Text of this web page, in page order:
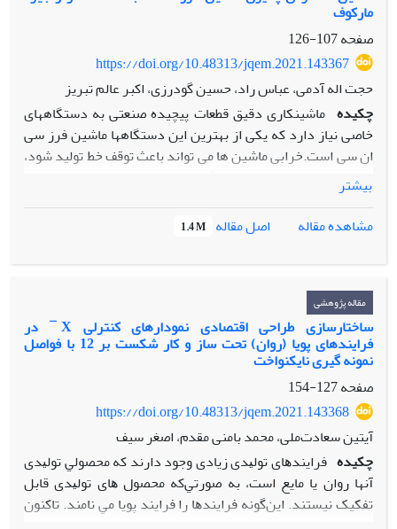
آن است که با اعمال سیاست‌های بهبود آموزش کارکنان، تخصیص
منابع به نگهداری پیشگیرانه و.... قابلیت اطمینان تجهیزات به طور
قابل توجهی افزایش و مدیران باید توجه بیشتری به این متغیرها
کنند.
مارکوف
صفحه107-126
https://doi.org/10.48313/jqem.2021.143367
حجت اله آدمی، عباس راد، حسین گودرزی، اکبر عالم تبریز
چکیده ماشینکاری دقیق قطعات پیچیده صنعتی به دستگاههای
خاصی نیاز دارد که یکی از بهترین این دستگاهها ماشین فرز سی
ان سی است.خرابی ماشین ها می تواند باعث توقف خط تولید شود،
ضمن اینکه تعمیرات این دستگاهها وقتی بدون احتمال قبلی خراب
شوند و تهیه قطعات یدکی با توجه به نیاز به واردات آنها، زمانبر و
هزینه بر است. در این مقاله خرابی دستگاه به صورت سالیانه، از
خرابی های ثبت شده در برگه های تعمیرات و کنترل دستگاه که
توسط پرسنل نگهداری و تعمیرتهیه شده اند، استخراج شده است.
اطمینان، قابلیت نگهداری و تعمیرات و دسترس‌پذیری دستگاه
فرز سی ان سی چهارمحور در سال1390 استفاده گردید.نتایج
پیاده سازی در سال های 1397-1391، با شاخص های سال 1390
مقایسه گردید. نتایج ارزیابی نشان می دهد که دسترس پذیری
یافته است.
بیشتر
مشاهده مقاله
اصل مقاله 1.4 M
مقاله پژوهشی
ساختارسازی طراحی اقتصادی نمودارهای کنترلی X ̅ در
فرایندهای پویا (روان) تحت ساز و کار شکست بر 12 با فواصل
نمونه گیری نایکنواخت
صفحه127-154
https://doi.org/10.48313/jqem.2021.143368
آیتین سعادت‌ملی، محمد بامنی مقدم، اصغر سیف
چکیده ﻓﺮاﻳﻨﺪﻫﺎی ﺗﻮﻟﻴﺪی زﻳﺎدی وﺟﻮد دارﻧﺪ ﻛﻪ ﻣﺤﺼﻮﻟﻲ ﺗﻮﻟﻴﺪی
آنها روان ﻳﺎ ﻣﺎﻳﻊ اﺳﺖ، ﺑﻪ ﺻﻮرﺗﻲﻛﻪ ﻣﺤﺼﻮل ﻫﺎی ﺗﻮﻟﻴﺪی ﻗﺎﺑﻞ
تفکیک نیستند. اﻳﻦﮔﻮﻧﻪ ﻓﺮاﻳﻨﺪﻫﺎ را ﻓﺮاﻳﻨﺪ ﭘﻮﻳﺎ ﻣﻲ ﻧﺎﻣﻨﺪ. تاکنون